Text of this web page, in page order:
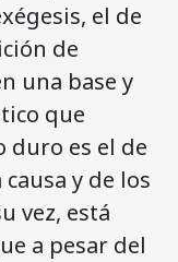
el de
de
una base y
que
duro es el de
y de los
vez, está
a pesar del